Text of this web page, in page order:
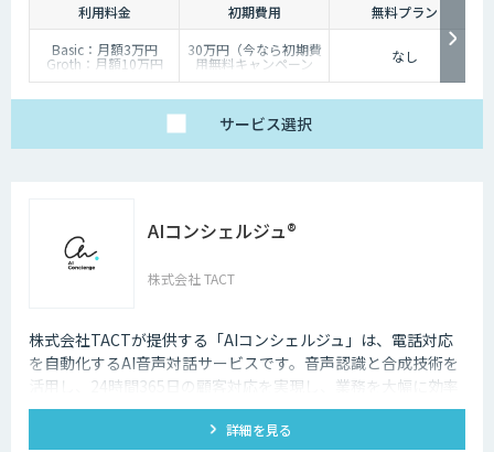
利用料金 初期費用
無料プラン
Basic：月額3万円
Groth：月額10万円
Enterprise：月額20万
30万円（今なら初期費
用無料キャンペーン
中）
なし
サービス選択
AIコンシェルジュ®
株式会社 TACT
株式会社TACTが提供する「AIコンシェルジュ」は、電話対応
を自動化するAI音声対話サービスです。音声認識と合成技術を
活用し、24時間365日の顧客対応を実現し、業務を大幅に効率
化します。
詳細を見る